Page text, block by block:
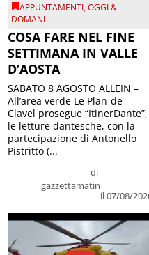
APPUNTAMENTI,OGGI &
DOMANI
COSA FARE NEL FINE
SETTIMANA IN VALLE
D’AOSTA
di
gazzettamatin
il 07/08/
SABATO 8 AGOSTO ALLEIN –
All’area verde Le Plan-de-
Clavel prosegue “ItinerDante”,
le letture dantesche, con la
partecipazione di Antonello
Pistritto (...